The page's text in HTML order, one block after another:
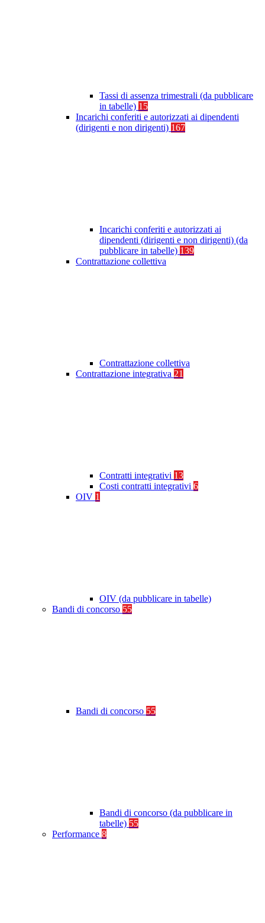
Tassi di assenza trimestrali (da pubblicare
in tabelle) 15
Incarichi conferiti e autorizzati ai dipendenti
(dirigenti e non dirigenti) 167
Incarichi conferiti e autorizzati ai
dipendenti (dirigenti e non dirigenti) (da
pubblicare in tabelle) 139
Contrattazione collettiva
Contrattazione collettiva
Contrattazione integrativa 21
Contratti integrativi 13
Costi contratti integrativi 6
OIV 1
OIV (da pubblicare in tabelle)
Bandi di concorso 55
Bandi di concorso 55
Bandi di concorso (da pubblicare in
tabelle) 55
Performance 8